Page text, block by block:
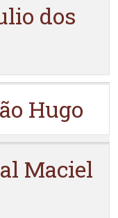
dos
Hugo
Maciel